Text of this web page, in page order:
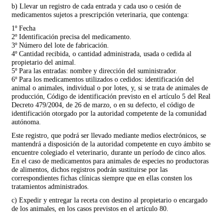
b) Llevar un registro de cada entrada y cada uso o cesión de
medicamentos sujetos a prescripción veterinaria, que contenga:
1º Fecha
2º Identificación precisa del medicamento.
3º Número del lote de fabricación.
4º Cantidad recibida, o cantidad administrada, usada o cedida al
propietario del animal.
5º Para las entradas: nombre y dirección del suministrador.
6º Para los medicamentos utilizados o cedidos: identificación del
animal o animales, individual o por lotes, y, si se trata de animales de
producción, Código de identificación previsto en el artículo 5 del Real
Decreto 479/2004, de 26 de marzo, o en su defecto, el código de
identificación otorgado por la autoridad competente de la comunidad
autónoma.
Este registro, que podrá ser llevado mediante medios electrónicos, se
mantendrá a disposición de la autoridad competente en cuyo ámbito se
encuentre colegiado el veterinario, durante un período de cinco años.
En el caso de medicamentos para animales de especies no productoras
de alimentos, dichos registros podrán sustituirse por las
correspondientes fichas clínicas siempre que en ellas consten los
tratamientos administrados.
c) Expedir y entregar la receta con destino al propietario o encargado
de los animales, en los casos previstos en el artículo 80.